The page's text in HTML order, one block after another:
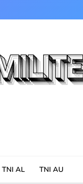
TNI AL TNI AU